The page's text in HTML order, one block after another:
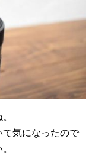
気になったので